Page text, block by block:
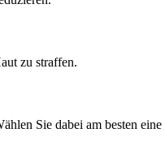
zu straffen.
Sie dabei am besten eine